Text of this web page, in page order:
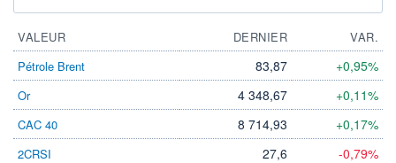
VALEUR DERNIER
VAR.
Pétrole Brent
83,87 +0,95%
Or 4 348,67 +0,11%
CAC 40 8 714,93 +0,17%
2CRSI 27,6 -0,79%